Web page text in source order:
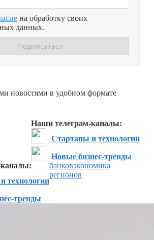
на обработку своих
данных.
новостями в удобном формате
Наши телеграм-каналы:
Стартапы и технологии
Новые бизнес-тренды
технологии
тренды
банковэкономика
регионов